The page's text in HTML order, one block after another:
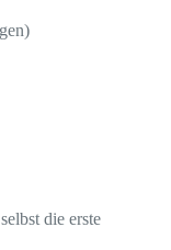
die erste